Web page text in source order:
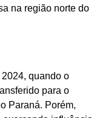
na região norte do
quando o
para o
Paraná. Porém,